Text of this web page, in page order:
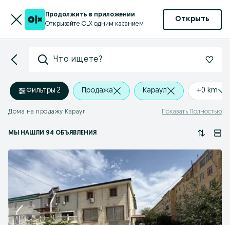
Продолжить в приложении
Открывайте OLX одним касанием
Открыть
Что ищете?
Фильтры·2 Продажа Караул +0 km
Дома на продажу Караул Показать Полностью
МЫ НАШЛИ 94 ОБЪЯВЛЕНИЯ